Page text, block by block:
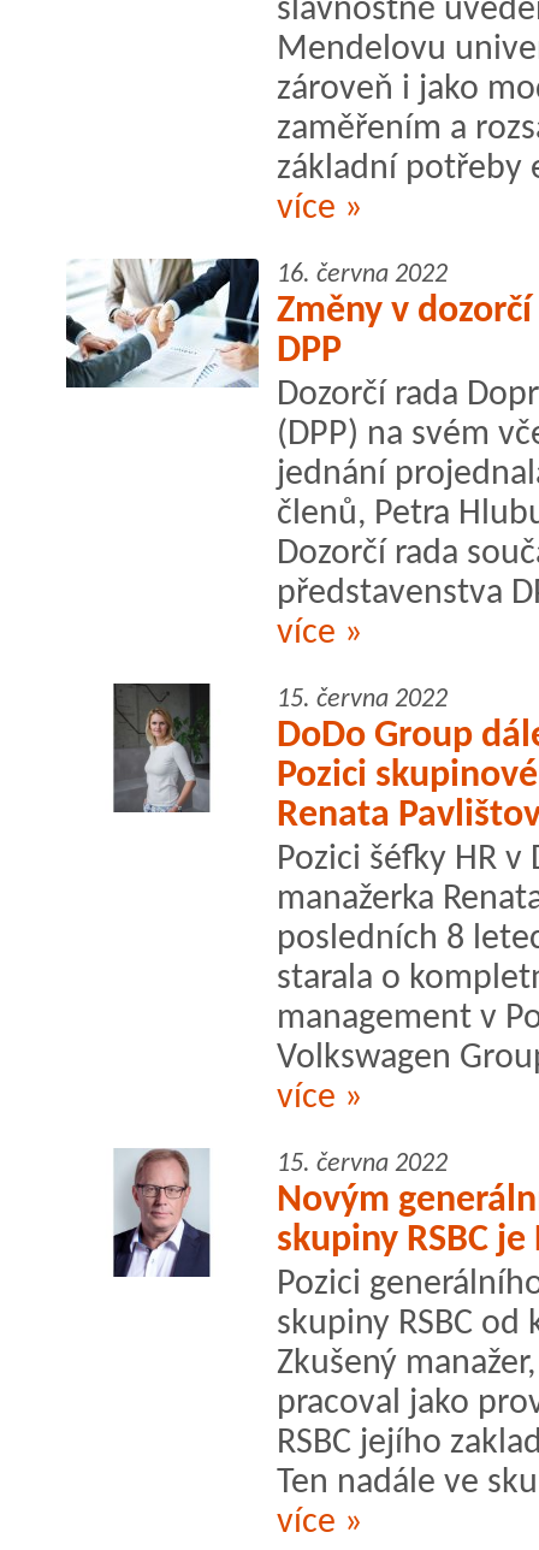
slavnostně
Mendelovu
zároveň i jako
zaměřením a
základní potřeby
více »
16. června 2022
Změny v
DPP
Dozorčí rada
(DPP) na svém
jednání
členů, Petra
Dozorčí rada
představenstva
více »
15. června 2022
DoDo Group
Pozici
Renata
Pozici šéfky HR
manažerka
posledních 8
starala o
management v
Volkswagen
více »
15. června 2022
Novým
skupiny RSBC
Pozici
skupiny RSBC
Zkušený
pracoval jako
RSBC jejího
Ten nadále ve
více »